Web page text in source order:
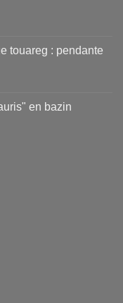
touareg : pendante
en bazin